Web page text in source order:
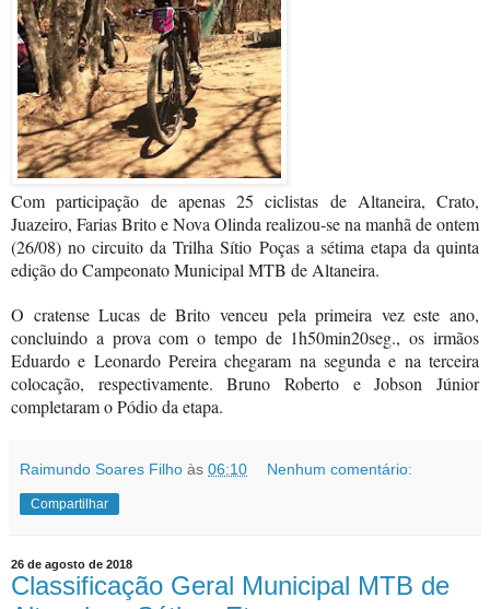
Com participação de apenas 25 ciclistas de Altaneira, Crato,
Juazeiro, Farias Brito e Nova Olinda realizou-se na manhã de ontem
(26/08) no circuito da Trilha Sítio Poças a sétima etapa da quinta
edição do Campeonato Municipal MTB de Altaneira.
O cratense Lucas de Brito venceu pela primeira vez este ano,
concluindo a prova com o tempo de 1h50min20seg., os irmãos
Eduardo e Leonardo Pereira chegaram na segunda e na terceira
colocação, respectivamente. Bruno Roberto e Jobson Júnior
completaram o Pódio da etapa.
Raimundo Soares Filho às 06:10 Nenhum comentário:
Compartilhar
26 de agosto de 2018
Classificação Geral Municipal MTB de